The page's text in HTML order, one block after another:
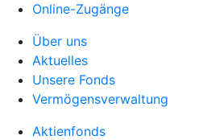
Online-Zugänge
Über uns
Aktuelles
Unsere Fonds
Vermögensverwaltung
Aktienfonds